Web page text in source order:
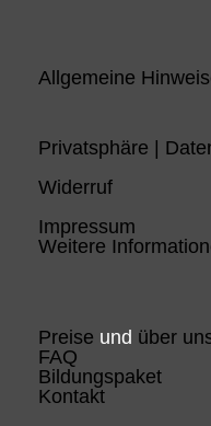
Allgemeine
Privatsphäre |
Widerruf
Impressum
Weitere
Preise und über
FAQ
Bildungspaket
Kontakt